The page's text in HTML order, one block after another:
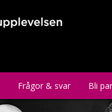
Frågor & svar Bli